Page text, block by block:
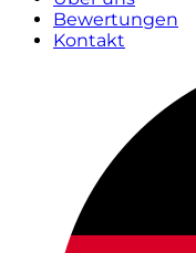
Bewertungen
Kontakt